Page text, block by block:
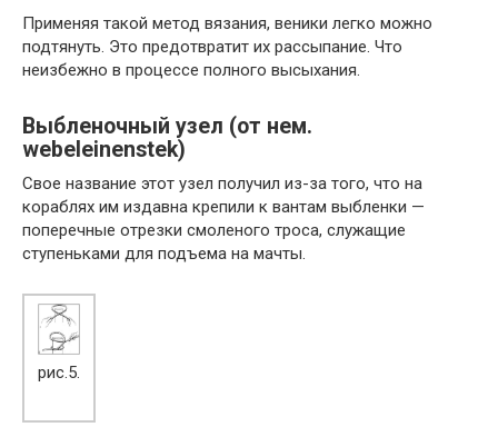
Применяя такой метод вязания, веники легко можно
подтянуть. Это предотвратит их рассыпание. Что
неизбежно в процессе полного высыхания.
Выбленочный узел (от нем.
webeleinenstek)
Свое название этот узел получил из-за того, что на
кораблях им издавна крепили к вантам выбленки —
поперечные отрезки смоленого троса, служащие
ступеньками для подъема на мачты.
рис.5.